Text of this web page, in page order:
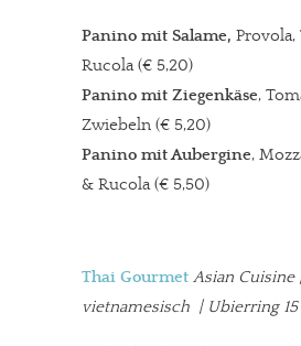
Panino mit Salame, Provola,
Rucola (€ 5,20)
Panino mit Ziegenkäse,
Zwiebeln (€ 5,20)
Panino mit Aubergine,
& Rucola (€ 5,50)
Thai Gourmet Asian Cuisine
vietnamesisch | Ubierring 15